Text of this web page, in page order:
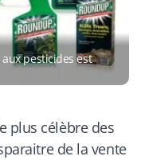
pesticides est
plus célèbre des
de la vente